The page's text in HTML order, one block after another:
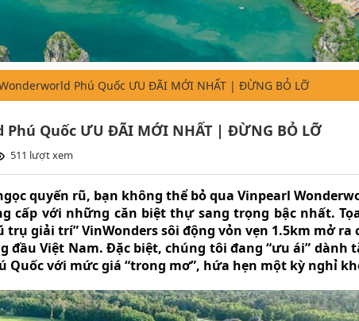
Phú Quốc ƯU ĐÃI MỚI NHẤT | ĐỪNG BỎ LỠ
Quốc ƯU ĐÃI MỚI NHẤT | ĐỪNG BỎ LỠ
511 lượt xem
quyến rũ, bạn không thể bỏ qua Vinpearl
cấp với những căn biệt thự sang trọng bậc nhất.
trụ giải trí” VinWonders sôi động vỏn vẹn 1.5km mở ra
đầu Việt Nam. Đặc biệt, chúng tôi đang “ưu ái” dành
Quốc với mức giá “trong mơ”, hứa hẹn một kỳ nghỉ